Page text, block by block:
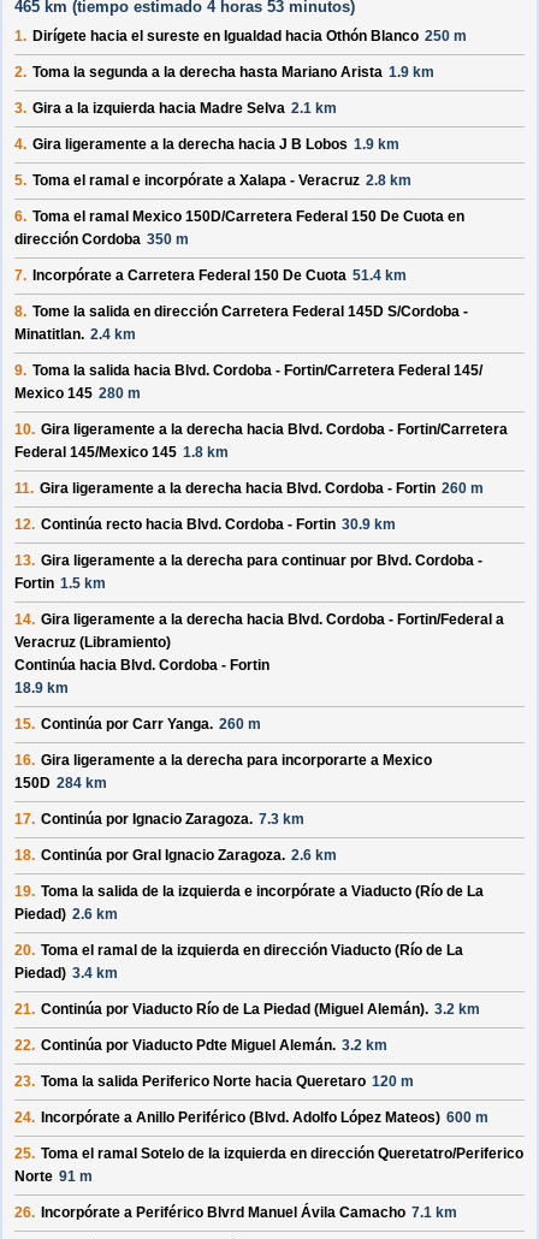
465 km (tiempo estimado 4 horas 53 minutos)
1. Dirígete hacia el sureste en Igualdad hacia Othón Blanco 250 m
2. Toma la segunda a la derecha hasta Mariano Arista 1.9 km
3. Gira a la izquierda hacia Madre Selva 2.1 km
4. Gira ligeramente a la derecha hacia J B Lobos 1.9 km
5. Toma el ramal e incorpórate a Xalapa - Veracruz 2.8 km
6. Toma el ramal Mexico 150D/Carretera Federal 150 De Cuota en
dirección Cordoba 350 m
7. Incorpórate a Carretera Federal 150 De Cuota 51.4 km
8. Tome la salida en dirección Carretera Federal 145D S/Cordoba -
Minatitlan. 2.4 km
9. Toma la salida hacia Blvd. Cordoba - Fortin/Carretera Federal 145/
Mexico 145 280 m
10. Gira ligeramente a la derecha hacia Blvd. Cordoba - Fortin/Carretera
Federal 145/Mexico 145 1.8 km
11. Gira ligeramente a la derecha hacia Blvd. Cordoba - Fortin 260 m
12. Continúa recto hacia Blvd. Cordoba - Fortin 30.9 km
13. Gira ligeramente a la derecha para continuar por Blvd. Cordoba -
Fortin 1.5 km
14. Gira ligeramente a la derecha hacia Blvd. Cordoba - Fortin/Federal a
Veracruz (Libramiento)
Continúa hacia Blvd. Cordoba - Fortin
18.9 km
15. Continúa por Carr Yanga. 260 m
16. Gira ligeramente a la derecha para incorporarte a Mexico
150D 284 km
17. Continúa por Ignacio Zaragoza. 7.3 km
18. Continúa por Gral Ignacio Zaragoza. 2.6 km
19. Toma la salida de la izquierda e incorpórate a Viaducto (Río de La
Piedad) 2.6 km
20. Toma el ramal de la izquierda en dirección Viaducto (Río de La
Piedad) 3.4 km
21. Continúa por Viaducto Río de La Piedad (Miguel Alemán). 3.2 km
22. Continúa por Viaducto Pdte Miguel Alemán. 3.2 km
23. Toma la salida Periferico Norte hacia Queretaro 120 m
24. Incorpórate a Anillo Periférico (Blvd. Adolfo López Mateos) 600 m
25. Toma el ramal Sotelo de la izquierda en dirección Queretatro/Periferico
Norte 91 m
26. Incorpórate a Periférico Blvrd Manuel Ávila Camacho 7.1 km